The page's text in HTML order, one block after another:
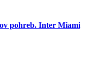
pohreb. Inter Miami